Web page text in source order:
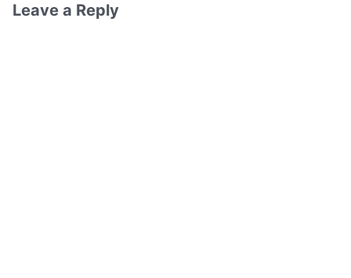
Leave a Reply